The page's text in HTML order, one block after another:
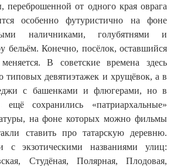
переброшенной от одного края оврага
особенно футуристично на фоне
наличниками, голубятнями и
бельём. Конечно, посёлок, оставшийся
В советские времена здесь
типовых девятиэтажек и хрущёвок, а в
с башенками и флюгерами, но в
ещё сохранились «патриархальные»
на фоне которых можно фильмы
ставить про татарскую деревню.
с экзотическими названиями улиц:
Студёная, Полярная, Плодовая,